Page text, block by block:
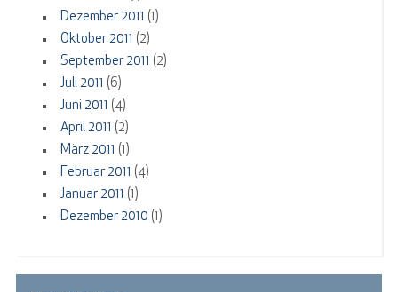
Dezember 2011 (1)
Oktober 2011 (2)
September 2011 (2)
Juli 2011 (6)
Juni 2011 (4)
April 2011 (2)
März 2011 (1)
Februar 2011 (4)
Januar 2011 (1)
Dezember 2010 (1)